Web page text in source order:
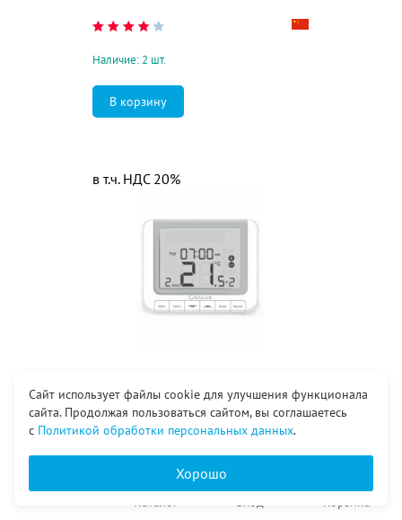
Наличие: 2 шт.
Терморегулятор
эл.программируемый
беспроводной RT520RF
13 800
в т.ч. НДС 20%
Сайт использует файлы cookie для улучшения функционала
сайта. Продолжая пользоваться сайтом, вы соглашаетесь
с Политикой обработки персональных данных.
Хорошо